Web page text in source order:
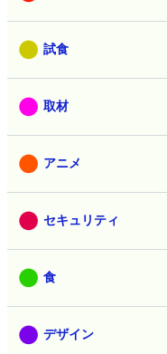
試食
取材
アニメ
セキュリティ
食
デザイン